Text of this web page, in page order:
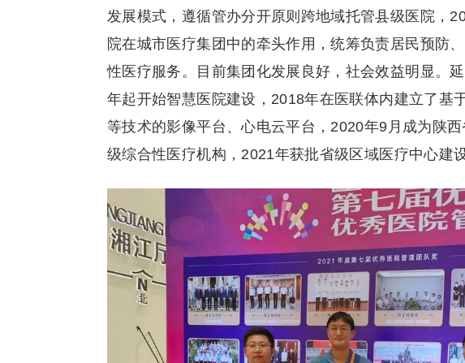
发展模式，遵循管办分开原则跨地域托管县级医院，
院在城市医疗集团中的牵头作用，统筹负责居民预防
性医疗服务。目前集团化发展良好，社会效益明显。
年起开始智慧医院建设，2018年在医联体内建立了基
等技术的影像平台、心电云平台，2020年9月成为陕
级综合性医疗机构，2021年获批省级区域医疗中心建设